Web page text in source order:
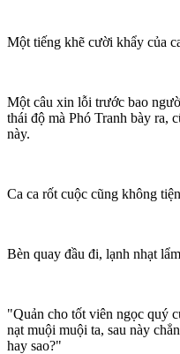
Một tiếng khẽ cười khẩy của
Một câu xin lỗi trước bao
thái độ mà Phó Tranh bày ra,
này.
Ca ca rốt cuộc cũng không
Bèn quay đầu đi, lạnh nhạt
"Quản cho tốt viên ngọc quý
nạt muội muội ta, sau này
hay sao?"